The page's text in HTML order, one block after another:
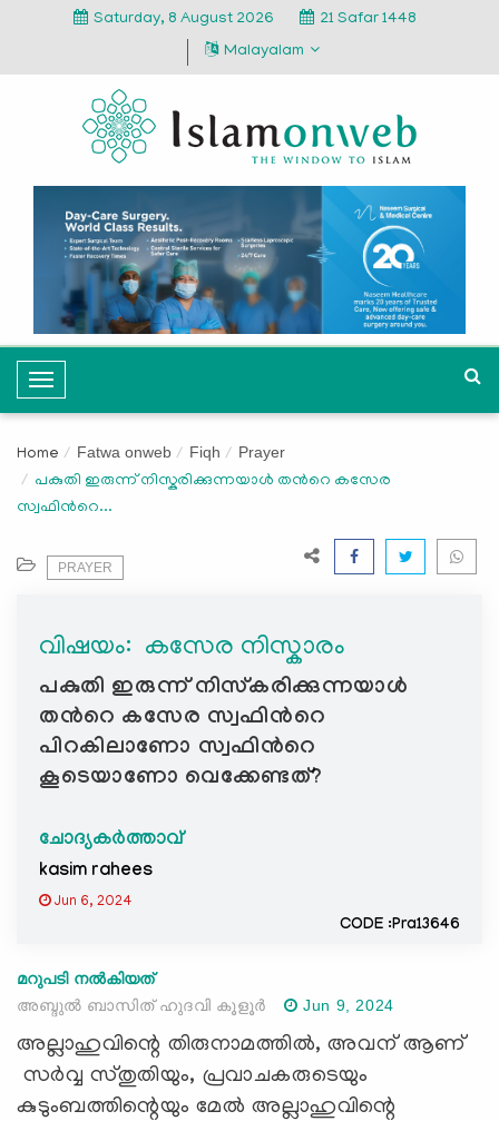
Saturday, 8 August 2026
21 Safar 1448
Malayalam
T
o
g
l
e
g
t
i
o
n
Home Fatwa onweb Fiqh Prayer
പകുതി ഇരുന്ന് നിസ്കരിക്കുന്നയാൾ തന്‍റെ കസേര
സ്വഫിന്‍റെ...
PRAYER
വിഷയം: ‍ കസേര നിസ്കാരം
പകുതി ഇരുന്ന് നിസ്കരിക്കുന്നയാൾ
തന്‍റെ കസേര സ്വഫിന്‍റെ
പിറകിലാണോ സ്വഫിന്‍റെ
കൂടെയാണോ വെക്കേണ്ടത്?
ചോദ്യകർത്താവ്
kasim rahees
Jun 6, 2024
CODE :Pra13646
മറുപടി നൽകിയത്
അബ്ദുൽ ബാസിത് ഹുദവി കൂളൂർ
Jun 9, 2024
അല്ലാഹുവിന്റെ തിരുനാമത്തില്‍, അവന് ആണ്
സര്‍വ്വ സ്തുതിയും, പ്രവാചകരുടെയും
കുടുംബത്തിന്റെയും മേല്‍ അല്ലാഹുവിന്റെ